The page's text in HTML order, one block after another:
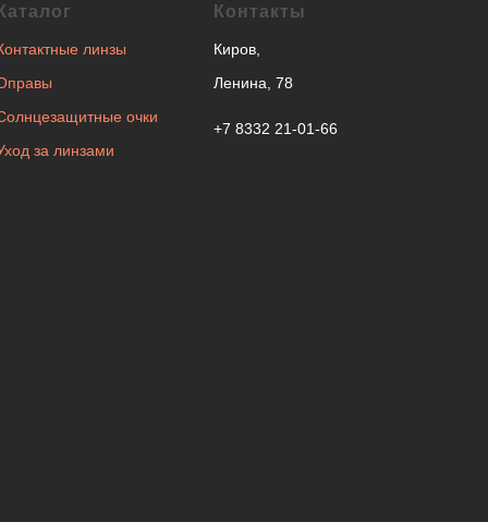
линзы
очки
за линзами
Контакты
Киров,
Ленина, 78
+7 8332 21-01-66